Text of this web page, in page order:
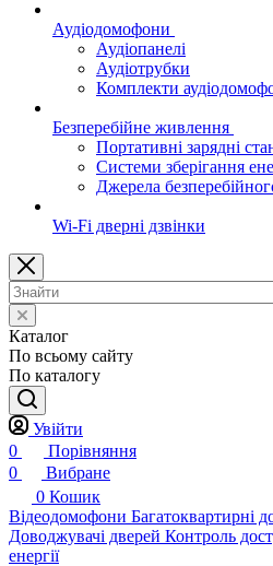
Аудіодомофони
Аудіопанелі
Аудіотрубки
Комплекти
Безперебійне живлення
Портативні зарядні
Системи зберігання
Джерела
Wi-Fi дверні дзвінки
Каталог
По всьому сайту
По каталогу
Увійти
0
Порівняння
0
Вибране
0 Кошик
Відеодомофони Багатоквартирні
Доводжувачі дверей Контроль
енергії